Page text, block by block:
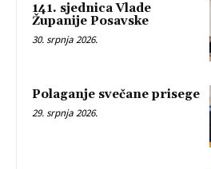
141. sjednica Vlade
Županije Posavske
30. srpnja 2026.
Polaganje svečane prisege
29. srpnja 2026.